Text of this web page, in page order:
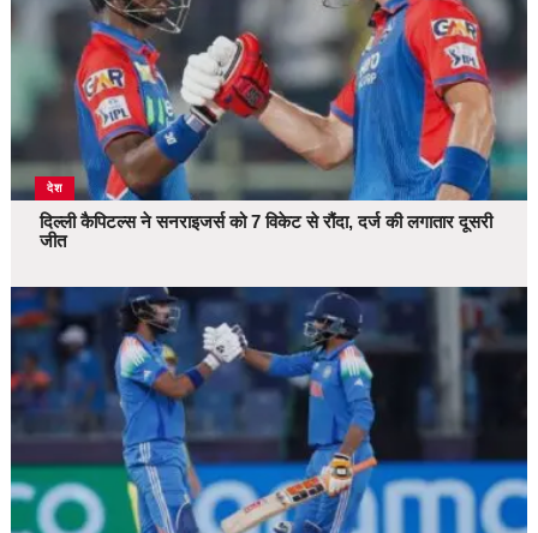
देश
दिल्ली कैपिटल्स ने सनराइजर्स को 7 विकेट से रौंदा, दर्ज की लगातार दूसरी
जीत